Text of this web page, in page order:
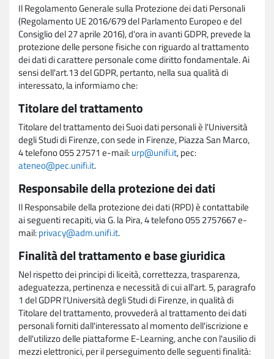
Il Regolamento Generale sulla Protezione dei dati Personali
(Regolamento UE 2016/679 del Parlamento Europeo e del
Consiglio del 27 aprile 2016), d'ora in avanti GDPR, prevede la
protezione delle persone fisiche con riguardo al trattamento
dei dati di carattere personale come diritto fondamentale. Ai
sensi dell'art.13 del GDPR, pertanto, nella sua qualità di
interessato, la informiamo che:
Titolare del trattamento
Titolare del trattamento dei Suoi dati personali è l'Università
degli Studi di Firenze, con sede in Firenze, Piazza San Marco,
4 telefono 055 27571 e-mail:urp@unifi.it, pec:
ateneo@pec.unifi.it.
Responsabile della protezione dei dati
Il Responsabile della protezione dei dati (RPD) è contattabile
ai seguenti recapiti, via G. la Pira, 4 telefono 055 2757667 e-
mail:privacy@adm.unifi.it.
Finalità del trattamento e base giuridica
Nel rispetto dei principi di liceità, correttezza, trasparenza,
adeguatezza, pertinenza e necessità di cui all'art. 5, paragrafo
1 del GDPR l'Università degli Studi di Firenze, in qualità di
Titolare del trattamento, provvederà al trattamento dei dati
personali forniti dall'interessato al momento dell'iscrizione e
dell'utilizzo delle piattaforme E-Learning, anche con l'ausilio di
mezzi elettronici, per il perseguimento delle seguenti finalità: